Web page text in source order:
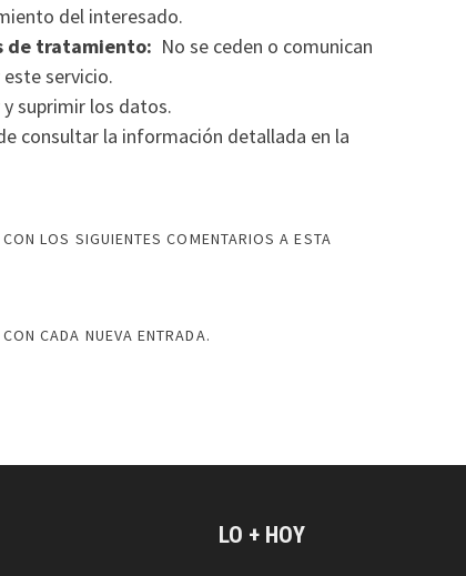
del interesado.
de tratamiento: No se ceden o comunican
servicio.
suprimir los datos.
consultar la información detallada en la
LOS SIGUIENTES COMENTARIOS A ESTA
CADA NUEVA ENTRADA.
LO + HOY